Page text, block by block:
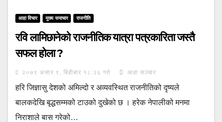
आहा विचार मुख्य समाचार राजनीति
रवि लामिछानेको राजनीतिक यात्रा पत्रकारिता जस्तै
सफल होला ?
२०७९ असार ९, बिहीबार १८:२६ गते आहा सञ्चार
हरि जिज्ञासु देशको अमिल्दो र अव्यवस्थित राजनीतिको दृष्यले
बालकदेखि बृद्धसम्मको टाउको दुखेको छ । हरेक नेपालीको मनमा
निराशाले बास गरेको…